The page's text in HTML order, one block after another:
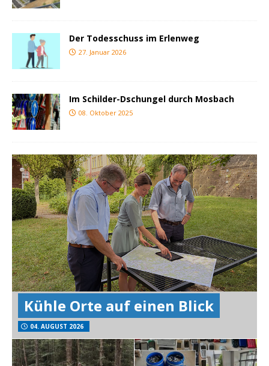
Der Todesschuss im Erlenweg
27. Januar 2026
Im Schilder-Dschungel durch Mosbach
08. Oktober 2025
Kühle Orte auf einen Blick
04. AUGUST 2026